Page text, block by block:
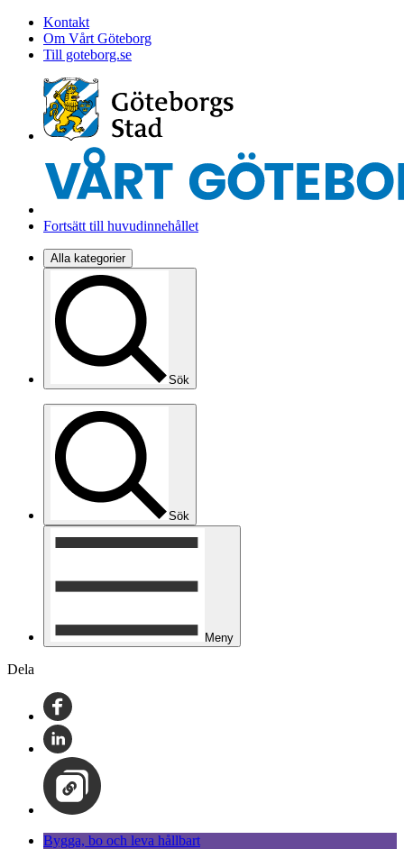
Kontakt
Om Vårt Göteborg
Till goteborg.se
Fortsätt till huvudinnehållet
Alla kategorier
Sök
Sök
Meny
Dela
Bygga, bo och leva hållbart